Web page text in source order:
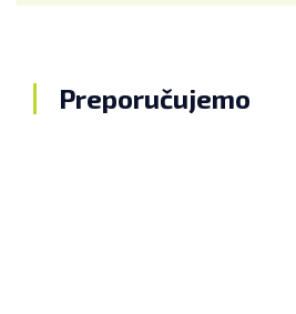
Preporučujemo